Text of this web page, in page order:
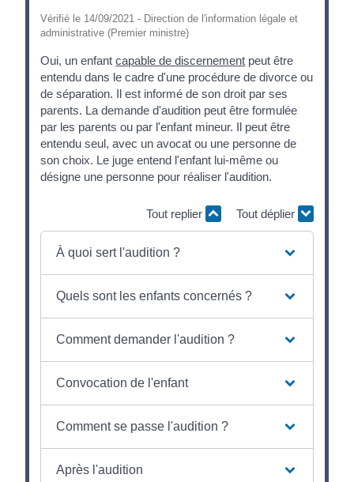
Vérifié le 14/09/2021 - Direction de l'information légale et
administrative (Premier ministre)
Oui, un enfantcapable de discernement peut être
entendu dans le cadre d'une procédure de divorce ou
de séparation. Il est informé de son droit par ses
parents. La demande d'audition peut être formulée
par les parents ou par l'enfant mineur. Il peut être
entendu seul, avec un avocat ou une personne de
son choix. Le juge entend l'enfant lui-même ou
désigne une personne pour réaliser l'audition.
Tout replier Tout déplier
À quoi sert l'audition ?
Quels sont les enfants concernés ?
Comment demander l'audition ?
Convocation de l'enfant
Comment se passe l'audition ?
Après l'audition